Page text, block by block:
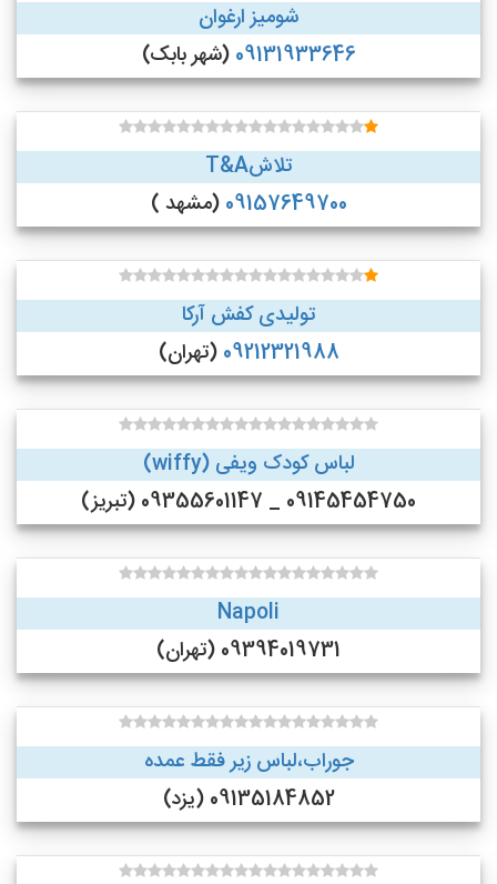
شومیز ارغوان
09131933646 (شهر بابک)
تلاشT&A
09157649700 (مشهد )
تولیدی کفش آرکا
09212321988 (تهران)
لباس کودک ویفی (wiffy)
09145454750 _ 09355601147 (تبریز)
Napoli
09394019731 (تهران)
جوراب،لباس زیر فقط عمده
09135184852 (یزد)